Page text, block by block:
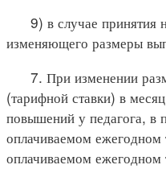
9) в случае принятия
изменяющего размеры
7. При изменении
(тарифной ставки) в
повышений у педагога, в
оплачиваемом
оплачиваемом